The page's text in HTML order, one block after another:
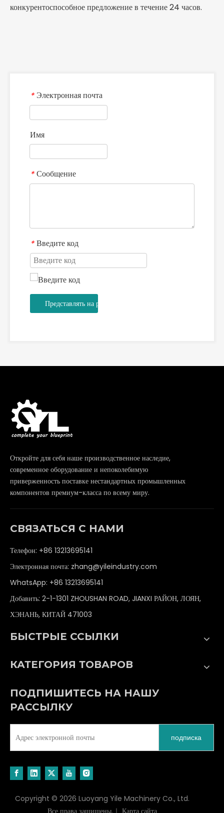
конкурентоспособное предложение в течение 24 часов.
* Электронная почта
Имя
* Сообщение
* Введите код
Представлять на рассмотрение
Откройте для себя наше производственное наследие,
современное оборудование и непоколебимую
приверженность поставке нестандартных промышленных
компонентов премиум-класса по всему миру.
СВЯЗАТЬСЯ С НАМИ
Телефон: +86 13213695141
Электронная почта: zhang@yileindustry.com
WhatsApp: +86 13213695141
Добавить: 2-1-1301 ZHOUSHAN ROAD, JIANXI РАЙОН, ЛОЯН,
ХЭНАНЬ, КИТАЙ 471003
БЫСТРЫЕ ССЫЛКИ
КАТЕГОРИЯ ТОВАРОВ
ПОДПИШИТЕСЬ НА НАШУ
РАССЫЛКУ
подписка
Copyright © 2026 Luoyang Yile Machinery Co., Ltd.